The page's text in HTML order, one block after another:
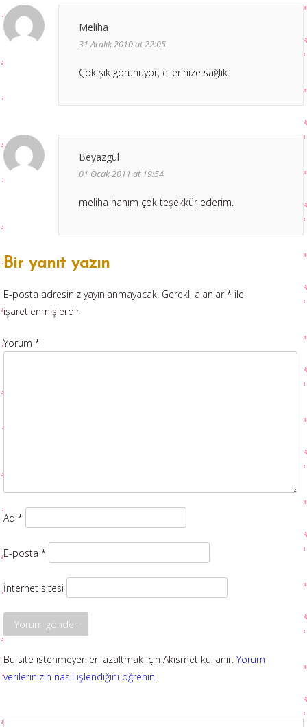
Meliha
31 Aralık 2010 at 22:05
Çok şık görünüyor, ellerinize sağlık.
Beyazgül
01 Ocak 2011 at 19:54
meliha hanım çok teşekkür ederim.
Bir yanıt yazın
E-posta adresiniz yayınlanmayacak. Gerekli alanlar* ile
işaretlenmişlerdir
Yorum *
Ad *
E-posta *
İnternet sitesi
Bu site istenmeyenleri azaltmak için Akismet kullanır. Yorum
verilerinizin nasıl işlendiğini öğrenin.